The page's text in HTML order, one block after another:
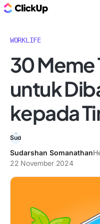
WORKLIFE
30 Meme
untuk
kepada
Sudarshan Somanathan
22 November 2024